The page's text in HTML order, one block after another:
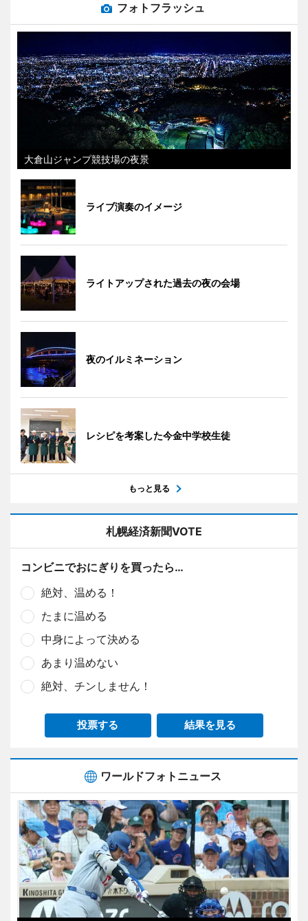
フォトフラッシュ
大倉山ジャンプ競技場の夜景
ライブ演奏のイメージ
ライトアップされた過去の夜の会場
夜のイルミネーション
レシピを考案した今金中学校生徒
もっと見る
札幌経済新聞VOTE
コンビニでおにぎりを買ったら…
絶対、温める！
たまに温める
中身によって決める
あまり温めない
絶対、チンしません！
投票する 結果を見る
ワールドフォトニュース